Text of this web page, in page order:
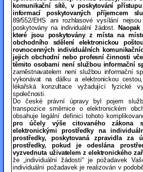
komunikační sítě, v poskytování
informací poskytovaných příjemcem
89/552/EHS ani rozhlasové vysílání
poskytovány na individuální žádost.
které jsou poskytovány z místa na
obchodního sdělení elektronickou
rovnocenných individuálních
jejich obchodní nebo profesní činnosti
těmito osobami není službou informační
zaměstnavatelem není službou informační
vykonávat na dálku a elektronickou
lékařská konzultace vyžadující fyzické
společnosti.
Do české právní úpravy byl pojem
transpozice směrnice o elektronickém
obsahuje legální definici tohoto
pro účely výše citovaného zákona
elektronickýmiprostředky na
prostředky,poskytovaná zpravidla za
prostředky,pokud je odeslána
vyzvednuta uživatelem z elektronického
že „individuální žádostí“ je požadavek
individuální požadavek je realizován v